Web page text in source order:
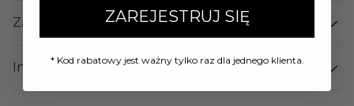
Zamów w DILLING
Informacje
ZAREJESTRUJ SIĘ
* Kod rabatowy jest ważny tylko raz dla jednego klienta.